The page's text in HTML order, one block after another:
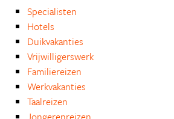
Specialisten
Hotels
Duikvakanties
Vrijwilligerswerk
Familiereizen
Werkvakanties
Taalreizen